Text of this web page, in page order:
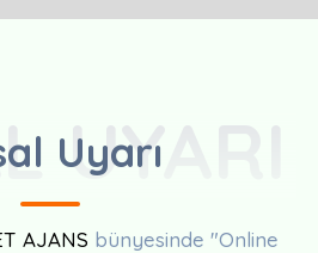
Uyarı
UYARI
AJANS bünyesinde "Online